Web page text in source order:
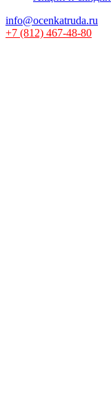
info@ocenkatruda.ru
+7 (812) 467-48-80